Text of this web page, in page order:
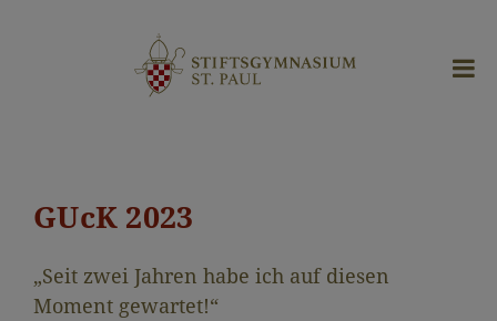
GUcK 2023
„Seit zwei Jahren habe ich auf diesen
Moment gewartet!“